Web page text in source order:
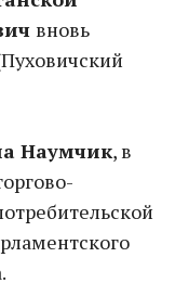
вновь
Наумчик, в